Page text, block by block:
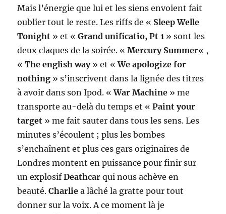
Mais l’énergie que lui et les siens envoient fait
oublier tout le reste. Les riffs de « Sleep Welle
Tonight » et «Grand unificatio, Pt 1 » sont les
deux claques de la soirée. «Mercury Summer« ,
«The english way» et «We apologize for
nothing » s’inscrivent dans la lignée des titres
à avoir dans son Ipod. «War Machine » me
transporte au-delà du temps et «Paint your
target » me fait sauter dans tous les sens. Les
minutes s’écoulent ; plus les bombes
s’enchaînent et plus ces gars originaires de
Londres montent en puissance pour finir sur
un explosifDeathcar qui nous achève en
beauté.Charlie a lâché la gratte pour tout
donner sur la voix. A ce moment là je